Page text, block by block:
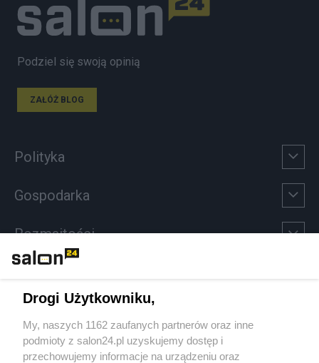
Podziel się swoją opinią
ZAŁÓŻ BLOG
Polityka
Gospodarka
Rozmaitości
Sport
Społeczeństwo
Drogi Użytkowniku,
My, naszych 1162 zaufanych partnerów oraz inne
podmioty z salon24.pl uzyskujemy dostęp i
przechowujemy informacje na urządzeniu oraz